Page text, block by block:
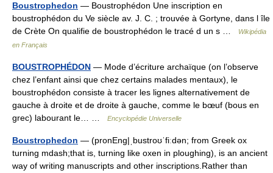
Boustrophedon — Boustrophédon Une inscription en
boustrophédon du Ve siècle av. J. C. ; trouvée à Gortyne, dans l île
de Crète On qualifie de boustrophédon le tracé d un s …
Wikipédia
en Français
BOUSTROPHÉDON — Mode d’écriture archaïque (on l’observe
chez l’enfant ainsi que chez certains malades mentaux), le
boustrophédon consiste à tracer les lignes alternativement de
gauche à droite et de droite à gauche, comme le bœuf (bous en
grec) labourant le… …
Encyclopédie Universelle
Boustrophedon — (pronEng|ˌbustroʊˈfiːdən; from Greek ox
turning mdash;that is, turning like oxen in ploughing), is an ancient
way of writing manuscripts and other inscriptions.Rather than